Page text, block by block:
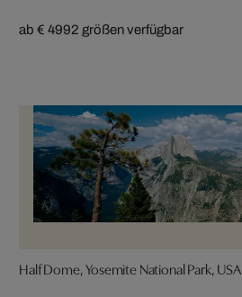
ab € 4992 größen verfügbar
Half Dome, Yosemite National Park, USA